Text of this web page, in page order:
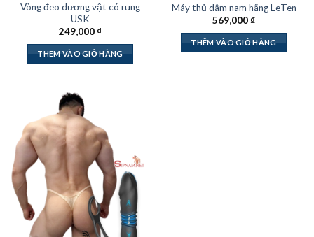
Vòng đeo dương vật có rung
USK
249,000₫
THÊM VÀO GIỎ HÀNG
Máy thủ dâm nam hãng LeTen
569,000₫
THÊM VÀO GIỎ HÀNG